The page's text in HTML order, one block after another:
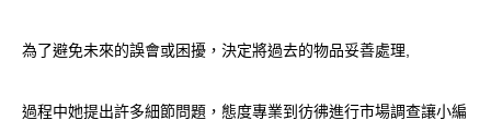
為了避免未來的誤會或困擾，決定將過去的物品妥善處理,
過程中她提出許多細節問題，態度專業到彷彿進行市場調查讓小編